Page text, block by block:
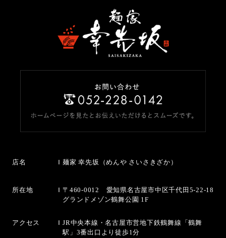
店名 麺家 幸先坂（めんや さいさきざか）
所在地
〒460-0012 愛知県名古屋市中区千代田5-22-18
グランドメゾン鶴舞公園 1F
アクセス
JR中央本線・名古屋市営地下鉄鶴舞線「鶴舞
駅」3番出口より徒歩1分